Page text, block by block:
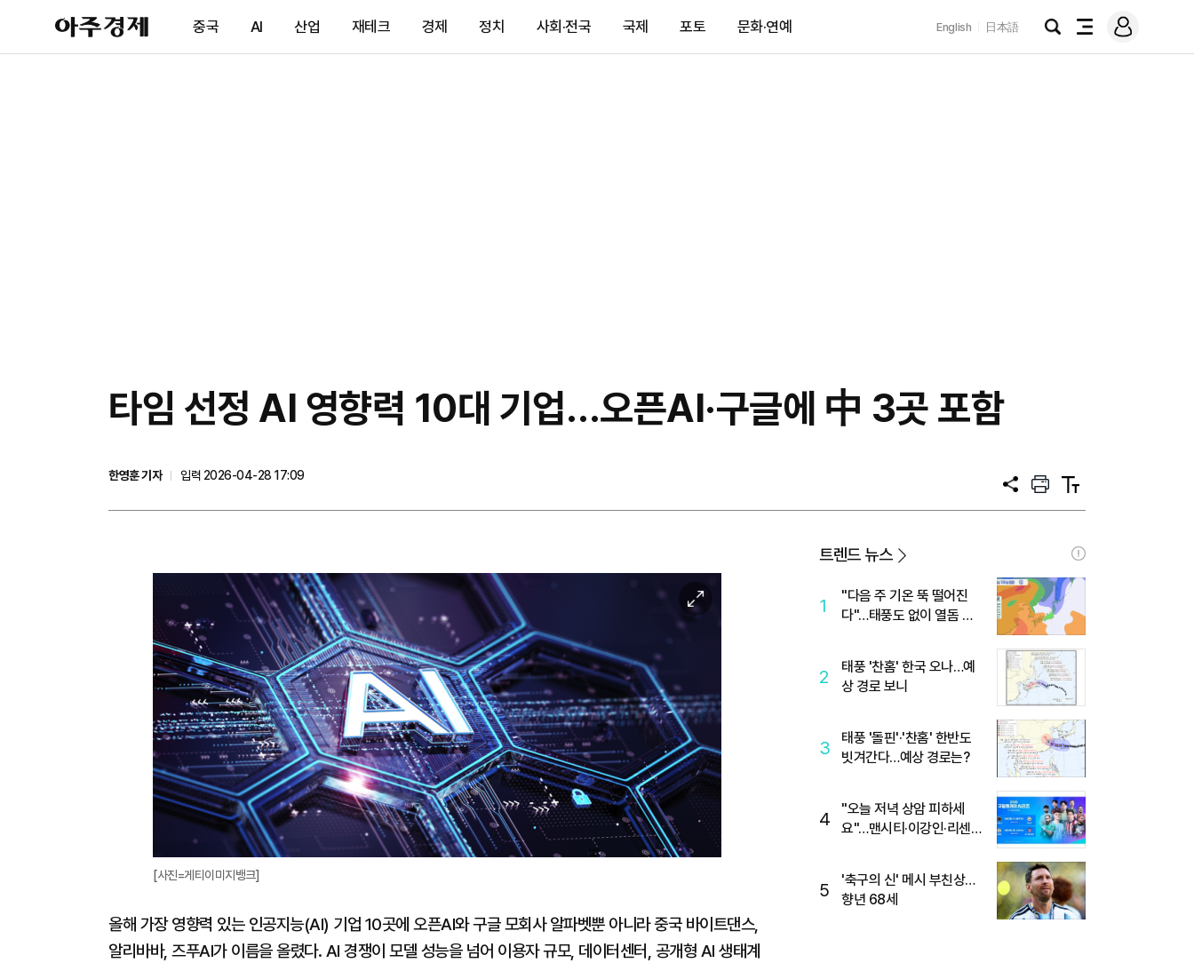
아
주
제
중국 AI 산업 재테크 경제 정치 사회·전국 국제 포토 문화·연예 English 日本語
검
전
메
그
타임 선정 AI 영향력 10대 기업…오픈AI·구글에 中 3곳 포함
한영훈 기자
입력 2026-04-28 17:09
공
프
트
텍
트
미
대
[사진=게티이미지뱅크]
올해 가장 영향력 있는 인공지능(AI) 기업 10곳에 오픈AI와 구글 모회사 알파벳뿐 아니라 중국 바이트댄스,
알리바바, 즈푸AI가 이름을 올렸다. AI 경쟁이 모델 성능을 넘어 이용자 규모, 데이터센터, 공개형 AI 생태계
트렌드 뉴스
1
"다음 주 기온 뚝 떨어진
다"…태풍도 없이 열돔 박
2
태풍 '찬홈' 한국 오나…예
상 경로 보니
3
태풍 '돌핀'·'찬홈' 한반도
빗겨간다…예상 경로는?
4
"오늘 저녁 상암 피하세
요"…맨시티·이강인·리센느
5
'축구의 신' 메시 부친상…
향년 68세